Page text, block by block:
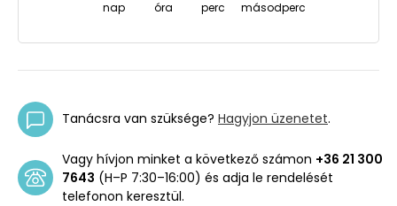
nap óra perc másodperc
Tanácsra van szüksége? Hagyjon üzenetet.
Vagy hívjon minket a következő számon +36 21 300
7643 (H–P 7:30–16:00) és adja le rendelését
telefonon keresztül.